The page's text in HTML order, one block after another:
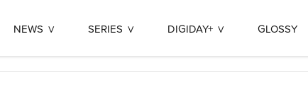
NEWS SERIES DIGIDAY+ GLOSSY